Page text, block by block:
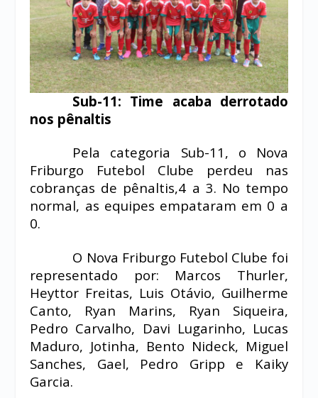
Sub-11: Time acaba derrotado
nos pênaltis
Pela categoria Sub-11, o Nova
Friburgo Futebol Clube perdeu nas
cobranças de pênaltis,4 a 3. No tempo
normal, as equipes empataram em 0 a
0.
O Nova Friburgo Futebol Clube foi
representado por: Marcos Thurler,
Heyttor Freitas, Luis Otávio, Guilherme
Canto, Ryan Marins, Ryan Siqueira,
Pedro Carvalho, Davi Lugarinho, Lucas
Maduro, Jotinha, Bento Nideck, Miguel
Sanches, Gael, Pedro Gripp e Kaiky
Garcia.